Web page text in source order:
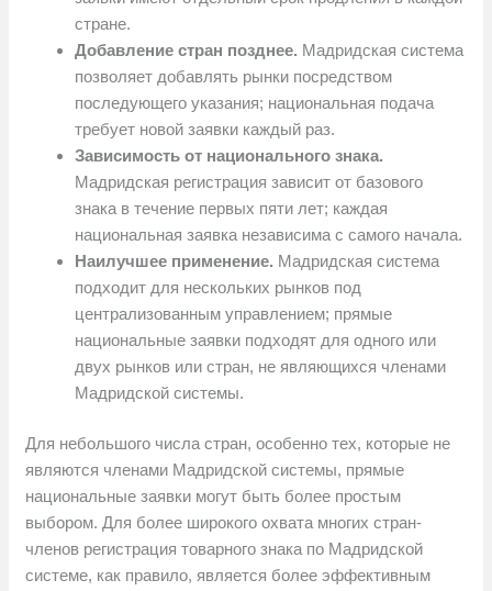
стране.
Добавление стран позднее. Мадридская система
позволяет добавлять рынки посредством
последующего указания; национальная подача
требует новой заявки каждый раз.
Зависимость от национального знака.
Мадридская регистрация зависит от базового
знака в течение первых пяти лет; каждая
национальная заявка независима с самого начала.
Наилучшее применение. Мадридская система
подходит для нескольких рынков под
централизованным управлением; прямые
национальные заявки подходят для одного или
двух рынков или стран, не являющихся членами
Мадридской системы.
Для небольшого числа стран, особенно тех, которые не
являются членами Мадридской системы, прямые
национальные заявки могут быть более простым
выбором. Для более широкого охвата многих стран-
членов регистрация товарного знака по Мадридской
системе, как правило, является более эффективным